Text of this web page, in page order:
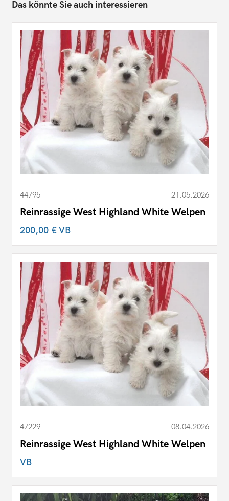
Das könnte Sie auch interessieren
44795 21.05.2026
Reinrassige West Highland White Welpen
200,00 €VB
47229 08.04.2026
Reinrassige West Highland White Welpen
VB